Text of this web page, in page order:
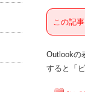
この記
Outlookの
すると「